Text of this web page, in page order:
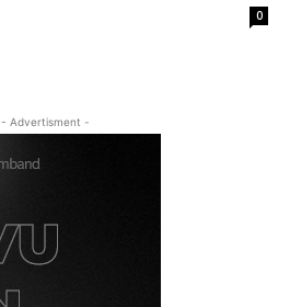
0
- Advertisment -